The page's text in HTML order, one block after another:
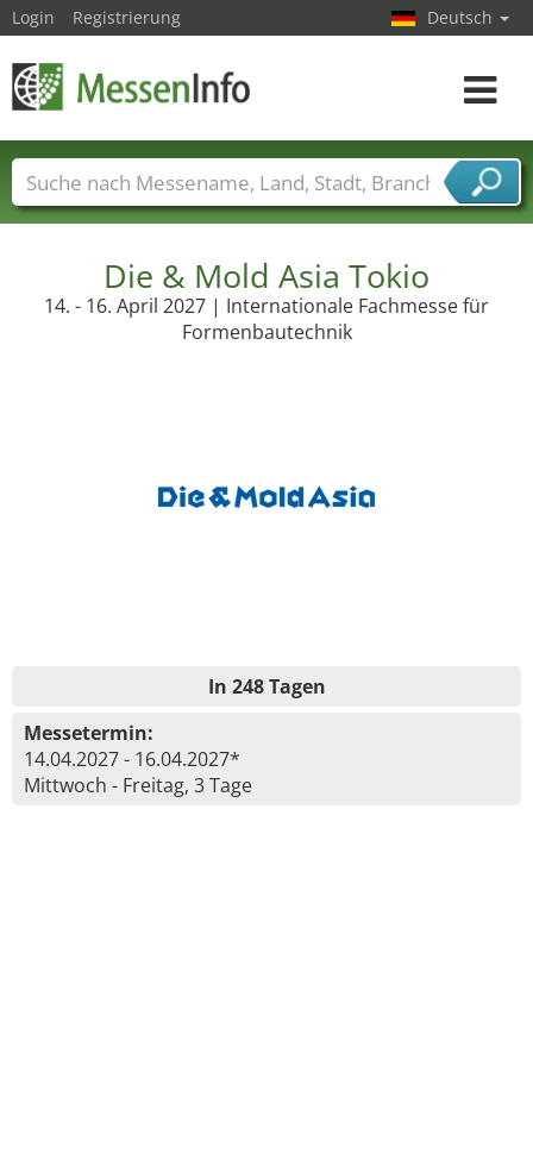
Die & Mold Asia Tokio
14. - 16. April 2027 | Internationale Fachmesse für
Formenbautechnik
In 248 Tagen
Messetermin:
14.04.2027 - 16.04.2027*
Mittwoch - Freitag, 3 Tage
Login Registrierung Deutsch
Toggle
Messenamen Länder Städte
Branchen